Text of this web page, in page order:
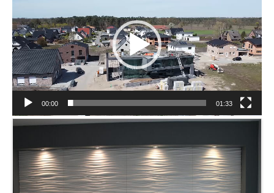
00:00 01:33